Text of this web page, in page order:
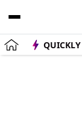
QUICKLY